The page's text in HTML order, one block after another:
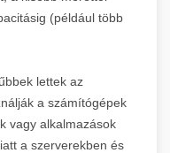
(például több
lettek az
a számítógépek
vagy alkalmazások
a szerverekben és